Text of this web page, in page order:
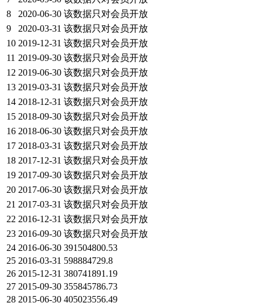
8
2020-06-30 该数据只对会员开放
9
2020-03-31 该数据只对会员开放
10 2019-12-31 该数据只对会员开放
11 2019-09-30 该数据只对会员开放
12 2019-06-30 该数据只对会员开放
13 2019-03-31 该数据只对会员开放
14 2018-12-31 该数据只对会员开放
15 2018-09-30 该数据只对会员开放
16 2018-06-30 该数据只对会员开放
17 2018-03-31 该数据只对会员开放
18 2017-12-31 该数据只对会员开放
19 2017-09-30 该数据只对会员开放
20 2017-06-30 该数据只对会员开放
21 2017-03-31 该数据只对会员开放
22 2016-12-31 该数据只对会员开放
23 2016-09-30 该数据只对会员开放
24 2016-06-30 391504800.53
25 2016-03-31 598884729.8
26 2015-12-31 380741891.19
27 2015-09-30 355845786.73
28 2015-06-30 405023556.49